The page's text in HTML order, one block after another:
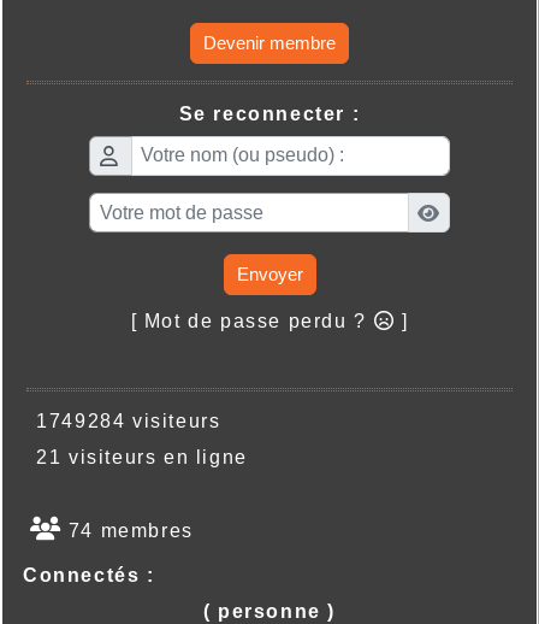
Devenir membre
Se reconnecter :
Envoyer
[ Mot de passe perdu ? ]
1749284 visiteurs
21 visiteurs en ligne
74 membres
Connectés :
( personne )